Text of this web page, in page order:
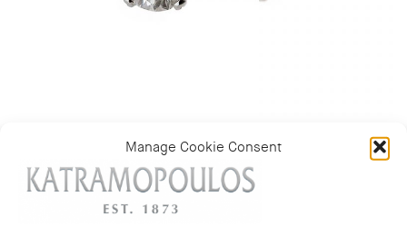
Manage Cookie Consent